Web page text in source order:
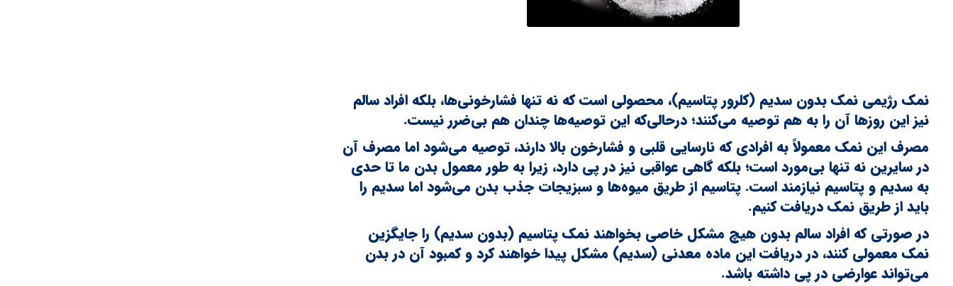
نمک رژیمی نمک بدون سدیم (کلرور پتاسیم)، محصولی است که نه تنها فشارخونی‌ها، بلکه افراد سالم
نیز این روزها آن را به هم توصیه می‌کنند؛ درحالی‌که این توصیه‌ها چندان هم بی‌ضرر نیست.
مصرف این نمک معمولاً به افرادی که نارسایی قلبی و فشارخون بالا دارند، توصیه می‌شود اما مصرف آن
در سایرین نه تنها بی‌مورد است؛ بلکه گاهی عواقبی نیز در پی دارد، زیرا به طور معمول بدن ما تا حدی
به سدیم و پتاسیم نیازمند است. پتاسیم از طریق میوه‌ها و سبزیجات جذب بدن می‌شود اما سدیم را
باید از طریق نمک دریافت کنیم.
در صورتی که افراد سالم بدون هیچ مشکل خاصی بخواهند نمک پتاسیم (بدون سدیم) را جایگزین
نمک معمولی کنند، در دریافت این ماده معدنی (سدیم) مشکل پیدا خواهند کرد و کمبود آن در بدن
می‌تواند عوارضی در پی داشته باشد.